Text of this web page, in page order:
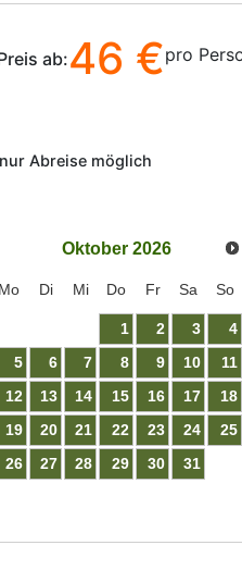
ab:46 €pro
nur Abreise möglich
Oktober 2026
Mo Di Mi Do Fr Sa So
1 2 3
4
5
6 7 8 9 10
11
12
13 14 15 16 17
18
19
20 21 22 23 24
25
26
27 28 29 30 31